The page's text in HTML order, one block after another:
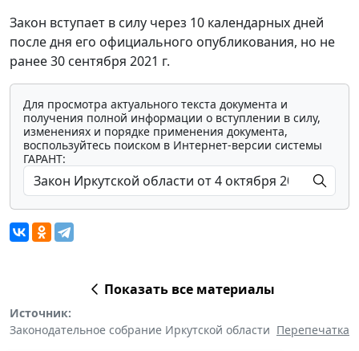
Закон вступает в силу через 10 календарных дней
после дня его официального опубликования, но не
ранее 30 сентября 2021 г.
Для просмотра актуального текста документа и
получения полной информации о вступлении в силу,
изменениях и порядке применения документа,
воспользуйтесь поиском в Интернет-версии системы
ГАРАНТ:
Показать все материалы
Источник:
Законодательное собрание Иркутской области Перепечатка